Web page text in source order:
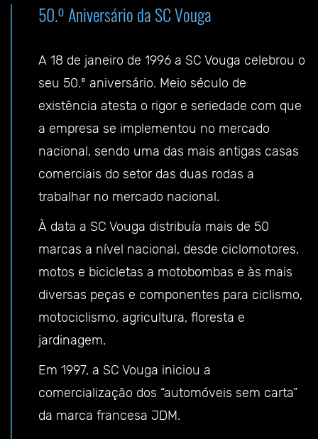
50.º Aniversário da SC Vouga
A 18 de janeiro de 1996 a SC Vouga celebrou o
seu 50.º aniversário. Meio século de
existência atesta o rigor e seriedade com que
a empresa se implementou no mercado
nacional, sendo uma das mais antigas casas
comerciais do setor das duas rodas a
trabalhar no mercado nacional.
À data a SC Vouga distribuía mais de 50
marcas a nível nacional, desde ciclomotores,
motos e bicicletas a motobombas e às mais
diversas peças e componentes para ciclismo,
motociclismo, agricultura, floresta e
jardinagem.
Em 1997, a SC Vouga iniciou a
comercialização dos “automóveis sem carta”
da marca francesa JDM.